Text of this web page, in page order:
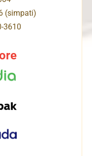
(simpati)
3610